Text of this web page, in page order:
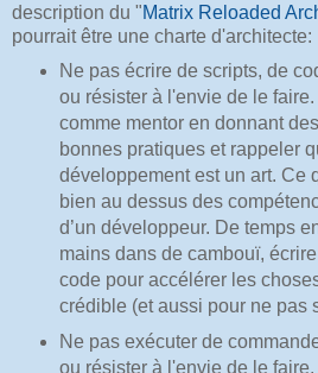
description du "Matrix Reloaded
pourrait être une charte d'architecte:
Ne pas écrire de scripts, de
ou résister à l'envie de le
comme mentor en donnant
bonnes pratiques et rappeler
développement est un art. Ce
bien au dessus des
d’un développeur. De temps
mains dans de cambouï,
code pour accélérer les
crédible (et aussi pour ne pas
Ne pas exécuter de
ou résister à l'envie de le